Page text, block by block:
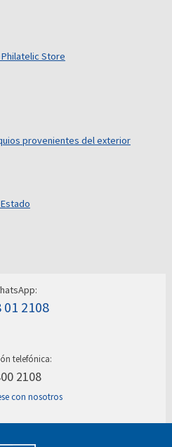
Store
provenientes del exterior
01 2108
telefónica:
2108
con nosotros